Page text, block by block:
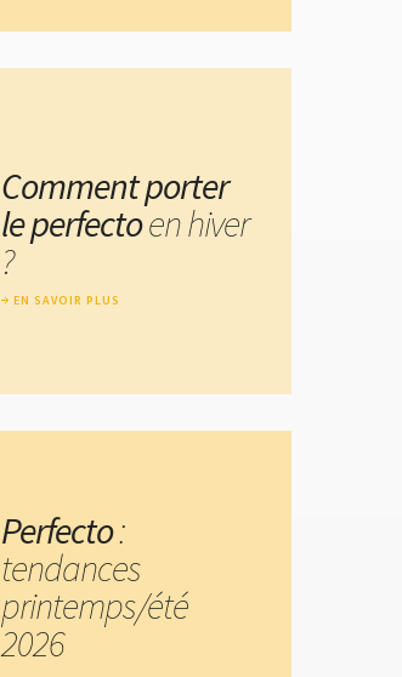
Comment porter
le perfectoen hiver
?
EN SAVOIR PLUS
Perfecto:
tendances
printemps/été
2026